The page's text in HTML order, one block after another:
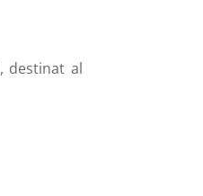
, destinat al